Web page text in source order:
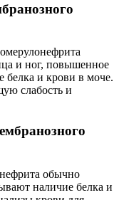
и ног, повышенное
белка и крови в моче.
слабость и
обычно
наличие белка и